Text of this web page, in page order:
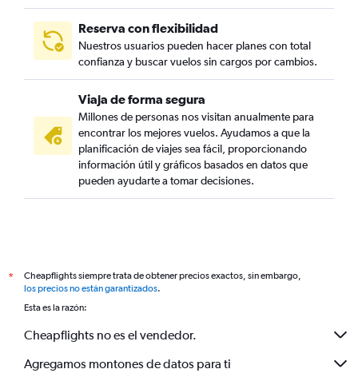
Reserva con flexibilidad
Nuestros usuarios pueden hacer planes con total
confianza y buscar vuelos sin cargos por cambios.
Viaja de forma segura
Millones de personas nos visitan anualmente para
encontrar los mejores vuelos. Ayudamos a que la
planificación de viajes sea fácil, proporcionando
información útil y gráficos basados en datos que
pueden ayudarte a tomar decisiones.
*
Cheapflights siempre trata de obtener precios exactos, sin embargo,
los precios no están garantizados.
Esta es la razón:
Cheapflights no es el vendedor.
Agregamos montones de datos para ti